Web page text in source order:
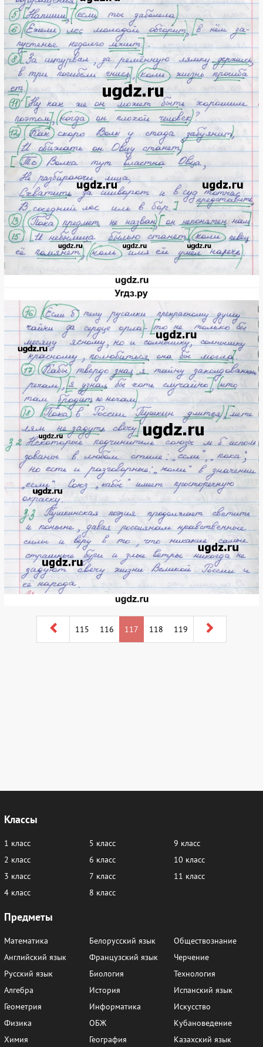
115 116 117 118 119
Классы
1 класс
2 класс
3 класс
4 класс
5 класс
6 класс
7 класс
8 класс
9 класс
10 класс
11 класс
Предметы
Математика
Английский язык
Русский язык
Алгебра
Геометрия
Физика
Химия
Белорусский язык
Французский язык
Биология
История
Информатика
ОБЖ
География
Обществознание
Черчение
Технология
Испанский язык
Искусство
Кубановедение
Казахский язык